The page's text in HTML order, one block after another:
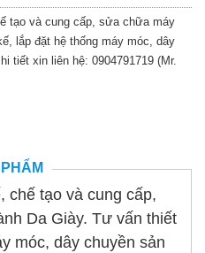
tạo và cung cấp, sửa chữa máy
lắp đặt hệ thống máy móc, dây
tiết xin liên hệ: 0904791719 (Mr.
chế tạo và cung cấp,
Da Giày. Tư vấn thiết
móc, dây chuyền sản